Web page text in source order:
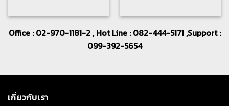
Office : 02-970-1181-2 , Hot Line : 082-444-5171 ,Support :
099-392-5654
เกี่ยวกับเรา